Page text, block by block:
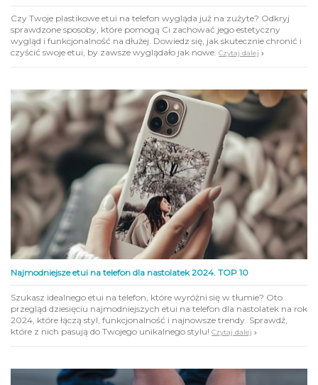
Czy Twoje plastikowe etui na telefon wygląda już na zużyte? Odkryj
sprawdzone sposoby, które pomogą Ci zachować jego estetyczny
wygląd i funkcjonalność na dłużej. Dowiedz się, jak skutecznie chronić i
czyścić swoje etui, by zawsze wyglądało jak nowe. Czytaj dalej
Najmodniejsze etui na telefon dla nastolatek 2024. TOP 10
Szukasz idealnego etui na telefon, które wyróżni się w tłumie? Oto
przegląd dziesięciu najmodniejszych etui na telefon dla nastolatek na rok
2024, które łączą styl, funkcjonalność i najnowsze trendy. Sprawdź,
które z nich pasują do Twojego unikalnego stylu! Czytaj dalej